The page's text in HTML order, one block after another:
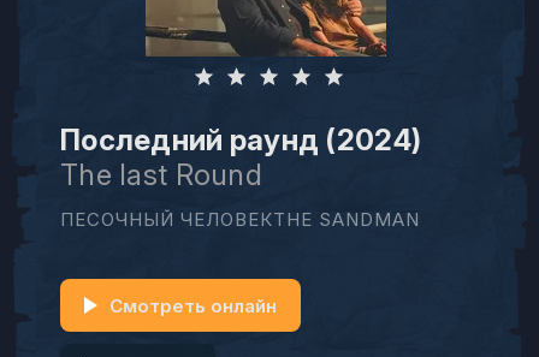
Последний раунд (2024)
The last Round
ПЕСОЧНЫЙ ЧЕЛОВЕКTHE SANDMAN
Смотреть онлайн